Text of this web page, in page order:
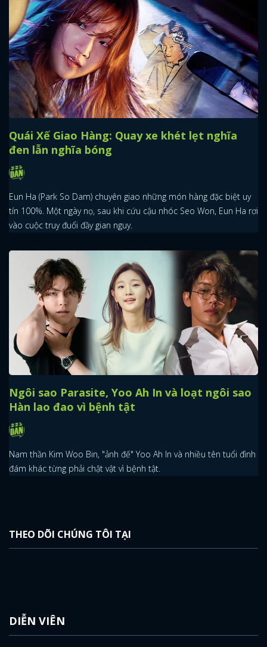
x
ĐĂNG NHẬP
FACEBOOK GOOGLE
Quái Xế Giao Hàng: Quay xe khét lẹt nghĩa
đen lẫn nghĩa bóng
Eun Ha (Park So Dam) chuyên giao những món hàng đặc biệt uy
tín 100%. Một ngày nọ, sau khi cứu cậu nhóc Seo Won, Eun Ha rơi
vào cuộc truy đuổi đầy gian nguy.
Ngôi sao Parasite, Yoo Ah In và loạt ngôi sao
Hàn lao đao vì bệnh tật
Nam thần Kim Woo Bin, "ảnh đế" Yoo Ah In và nhiều tên tuổi đình
đám khác từng phải chật vật vì bệnh tật.
THEO DÕI CHÚNG TÔI TẠI
DIỄN VIÊN